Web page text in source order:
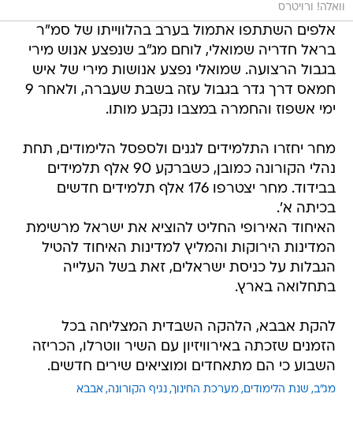
וואלה! ורויטרס
אלפים השתתפו אתמול בערב בהלווייתו של סמ"ר
בראל חדריה שמואלי, לוחם מג"ב שנפצע אנוש מירי
בגבול הרצועה. שמואלי נפצע אנושות מירי של איש
חמאס דרך גדר בגבול עזה בשבת שעברה, ולאחר 9
ימי אשפוז והחמרה במצבו נקבע מותו.
מחר יחזרו התלמידים לגנים ולספסל הלימודים, תחת
נהלי הקורונה כמובן, כשברקע 90 אלף תלמידים
בבידוד. מחר יצטרפו 176 אלף תלמידים חדשים
בכיתה א'.
האיחוד האירופי החליט להוציא את ישראל מרשימת
המדינות הירוקות והמליץ למדינות האיחוד להטיל
הגבלות על כניסת ישראלים, זאת בשל העלייה
בתחלואה בארץ.
להקת אבבא, הלהקה השבדית המצליחה בכל
הזמנים שזכתה באירוויזיון עם השיר ווטרלו, הכריזה
השבוע כי הם מתאחדים ומוציאים שירים חדשים.
מג"ב שנת הלימודים מערכת החינוך נגיף הקורונה אבבא